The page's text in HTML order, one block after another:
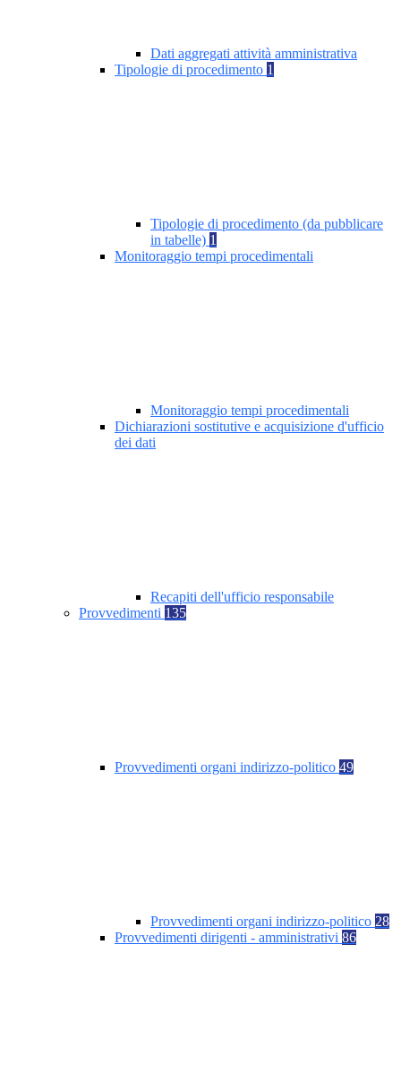
Dati aggregati attività amministrativa
Tipologie di procedimento 1
Tipologie di procedimento (da pubblicare
in tabelle) 1
Monitoraggio tempi procedimentali
Monitoraggio tempi procedimentali
Dichiarazioni sostitutive e acquisizione d'ufficio
dei dati
Recapiti dell'ufficio responsabile
Provvedimenti 135
Provvedimenti organi indirizzo-politico 49
Provvedimenti organi indirizzo-politico 28
Provvedimenti dirigenti - amministrativi 86